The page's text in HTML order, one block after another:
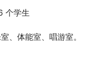
个学生
、体能室、唱游室。